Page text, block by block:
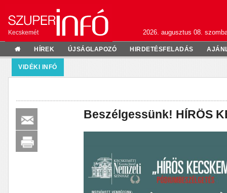
Kecskemét 2026. augusztus 08.
HÍREK ÚJSÁGLAPOZÓ HIRDETÉSFELADÁS
VIDÉKI INFÓ
Beszélgessünk! HÍRÖS